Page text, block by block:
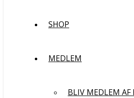
SHOP
MEDLEM
BLIV MEDLEM AF